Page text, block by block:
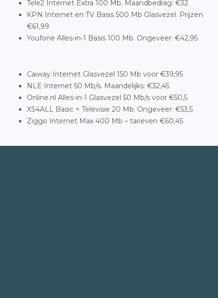
Tele2 Internet Extra 100 Mb. Maandbedrag: €32
KPN Internet en TV Basis 500 Mb Glasvezel. Prijzen
€61,99
Youfone Alles-in-1 Basis 100 Mb. Ongeveer: €42,95
Caiway Internet Glasvezel 150 Mb voor €39,95
NLE Internet 50 Mb/s. Maandelijks: €32,45
Online.nl Alles-in-1 Glasvezel 50 Mb/s voor €50,5
XS4ALL Basic + Televisie 20 Mb. Ongeveer: €53,5
Ziggo Internet Max 400 Mb – tarieven €60,45